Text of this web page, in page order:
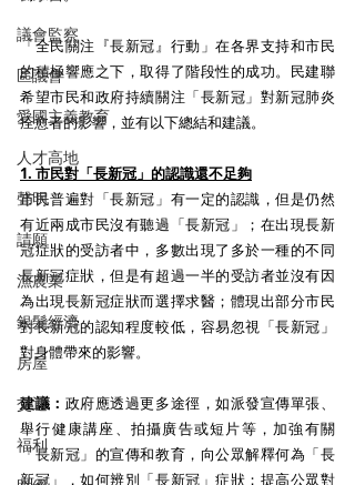
議會監察
區議會
愛國主義教育
人才高地
聲明
請願
漁農業
銀髮經濟
房屋
交通
福利
「全民關注『長新冠』行動」在各界支持和市民
的積極響應之下，取得了階段性的成功。民建聯
希望市民和政府持續關注「長新冠」對新冠肺炎
痊愈者的影響，並有以下總結和建議。
1. 市民對「長新冠」的認識還不足夠
市民普遍對「長新冠」有一定的認識，但是仍然
有近兩成市民沒有聽過「長新冠」；在出現長新
冠症狀的受訪者中，多數出現了多於一種的不同
長新冠症狀，但是有超過一半的受訪者並沒有因
為出現長新冠症狀而選擇求醫；體現出部分市民
對長新冠的認知程度較低，容易忽視「長新冠」
對身體帶來的影響。
建議： 政府應透過更多途徑，如派發宣傳單張、
舉行健康講座、拍攝廣告或短片等，加強有關
「長新冠」的宣傳和教育，向公眾解釋何為「長
新冠」，如何辨別「長新冠」症狀；提高公眾對